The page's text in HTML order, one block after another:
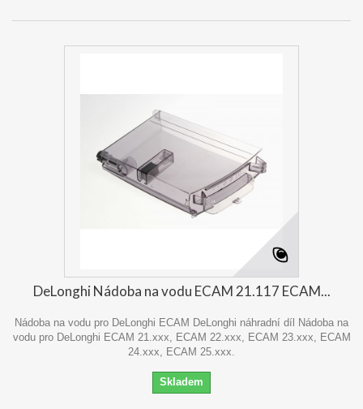
DeLonghi Nádoba na vodu ECAM 21.117 ECAM...
Nádoba na vodu pro DeLonghi ECAM DeLonghi náhradní díl Nádoba na
vodu pro DeLonghi ECAM 21.xxx, ECAM 22.xxx, ECAM 23.xxx, ECAM
24.xxx, ECAM 25.xxx.
Skladem